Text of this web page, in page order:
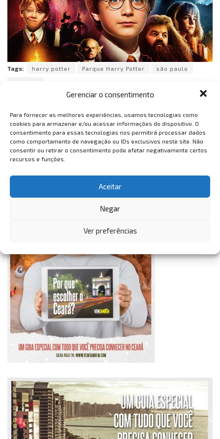
Gerenciar o consentimento
Para fornecer as melhores experiências, usamos tecnologias como
cookies para armazenar e/ou acessar informações do dispositivo. O
consentimento para essas tecnologias nos permitirá processar dados
como comportamento de navegação ou IDs exclusivos neste site. Não
consentir ou retirar o consentimento pode afetar negativamente certos
recursos e funções.
Aceitar
Negar
Ver preferências
Tags: harry potter Parque Harry Potter são paulo
VemTambém